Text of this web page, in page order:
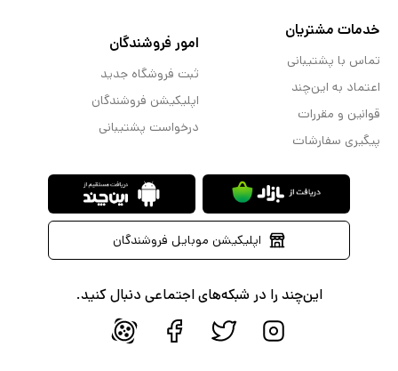
خدمات مشتریان
تماس با پشتیبانی
اعتماد به این‌چند
قوانین و مقررات
پیگیری سفارشات
امور فروشندگان
ثبت فروشگاه جدید
اپلیکیشن فروشندگان
درخواست پشتیبانی
اپلیکیشن موبایل فروشندگان
این‌چند را در شبکه‌های اجتماعی دنبال کنید.